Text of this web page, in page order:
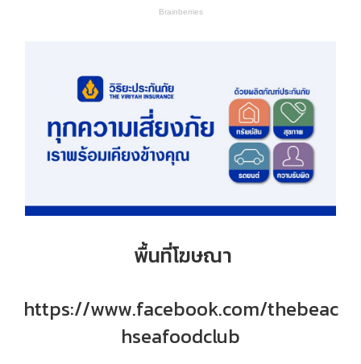
พื้นที่โฆษณา
https://www.facebook.com/thebeac
hseafoodclub